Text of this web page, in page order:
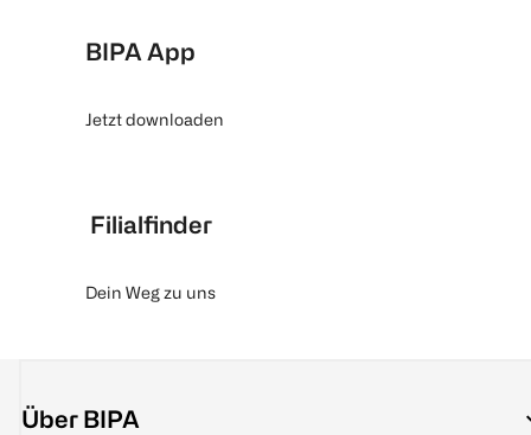
BIPA App
Jetzt downloaden
Filialfinder
Dein Weg zu uns
Über BIPA